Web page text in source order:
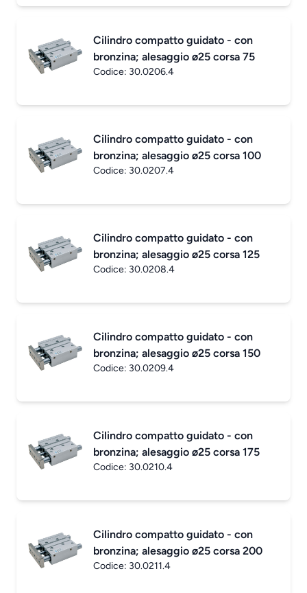
Cilindro compatto guidato - con
bronzina; alesaggio ø25 corsa 75
Codice: 30.0206.4
Cilindro compatto guidato - con
bronzina; alesaggio ø25 corsa 100
Codice: 30.0207.4
Cilindro compatto guidato - con
bronzina; alesaggio ø25 corsa 125
Codice: 30.0208.4
Cilindro compatto guidato - con
bronzina; alesaggio ø25 corsa 150
Codice: 30.0209.4
Cilindro compatto guidato - con
bronzina; alesaggio ø25 corsa 175
Codice: 30.0210.4
Cilindro compatto guidato - con
bronzina; alesaggio ø25 corsa 200
Codice: 30.0211.4